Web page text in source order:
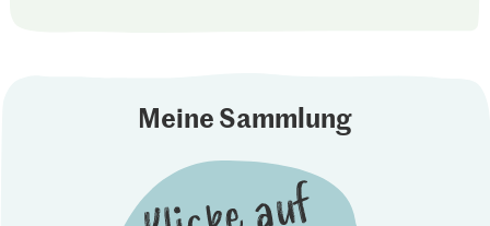
Meine Sammlung